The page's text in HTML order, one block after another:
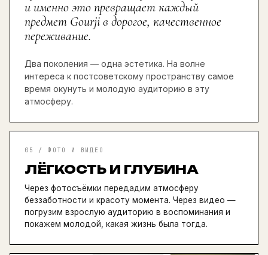
и именно это превращает каждый
предмет Gourji в дорогое, качественное
переживание.
Два поколения — одна эстетика. На волне
интереса к постсоветскому пространству самое
время окунуть и молодую аудиторию в эту
атмосферу.
05 / ФОТО И ВИДЕО
ЛЁГКОСТЬ И ГЛУБИНА
Через фотосъёмки передадим атмосферу
беззаботности и красоту момента. Через видео —
погрузим взрослую аудиторию в воспоминания и
покажем молодой, какая жизнь была тогда.